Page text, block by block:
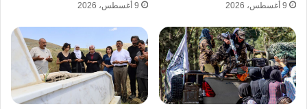
الجسدية والقانونية للمعتقلين واحترام الحقوق
الدينية والسياسية التي كفلها الدستور والمواثيق
الدولية.
تتناول التقارير الدولية كذلك ملف سحب الجنسية
9 أغسطس، 2026 9 أغسطس، 2026